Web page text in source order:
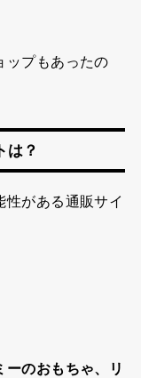
ップもあったの
は？
性がある通販サイ
のおもちゃ、リ